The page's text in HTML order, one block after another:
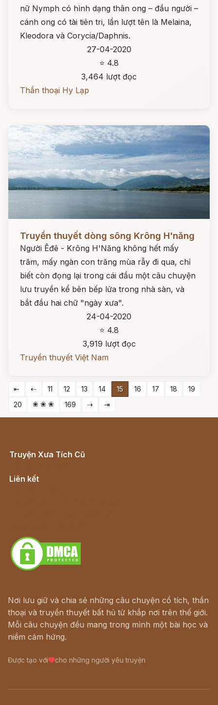
nữ Nymph có hình dạng thân ong – đầu người –
cánh ong có tài tiên tri, lần lượt tên là Melaina,
Kleodora và Corycia/Daphnis.
27-04-2020
⭐ 4.8
3,464 lượt đọc
Thần thoại Hy Lạp
Đọc ngay
Truyền thuyết dòng sông Krông H'năng
Người Êđê - Krông H'Năng không hết mấy
trăm, mấy ngàn con trăng mùa rẫy đi qua, chỉ
biết còn đọng lại trong cái đầu một câu chuyện
lưu truyền kể bên bếp lửa trong nhà sàn, và
bắt đầu hai chữ "ngày xưa".
24-04-2020
⭐ 4.8
3,919 lượt đọc
Truyền thuyết Việt Nam
⇤ ⇠ 11 12 13 14 15 16 17 18
19
20
❀ ❀ ❀ 169 ⇢ ⇥
Truyện Xưa Tích Cũ
Liên kết
Nơi lưu giữ và chia sẻ những câu chuyện cổ tích, thần
thoại và truyền thuyết bất hủ từ khắp nơi trên thế giới.
Mỗi câu chuyện đều mang trong mình một bài học và
niềm cảm hứng.
Được tạo với cho những người yêu truyện